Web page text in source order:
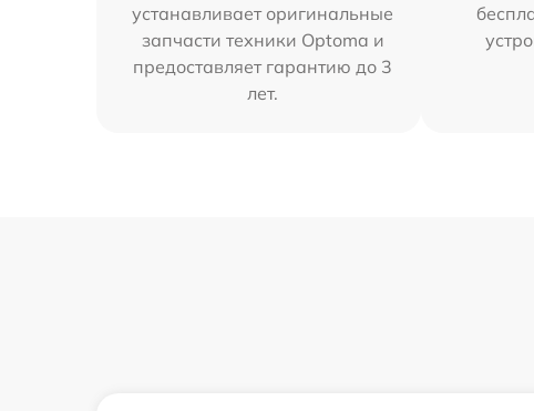
устанавливает оригинальные
запчасти техники Optoma и
предоставляет гарантию до 3
лет.